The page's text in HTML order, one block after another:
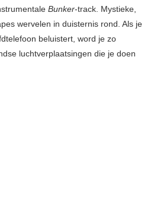
Bunker-track. Mystieke,
wervelen in duisternis rond. Als je
beluistert, word je zo
luchtverplaatsingen die je doen